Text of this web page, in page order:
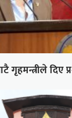
गृहमन्त्रीले दिए